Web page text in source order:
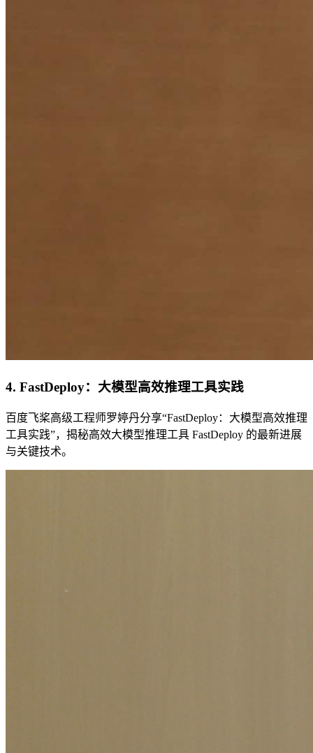
4. FastDeploy：大模型高效推理工具实践
百度飞桨高级工程师罗婷丹分享“FastDeploy：大模型高效推理
工具实践”，揭秘高效大模型推理工具 FastDeploy 的最新进展
与关键技术。